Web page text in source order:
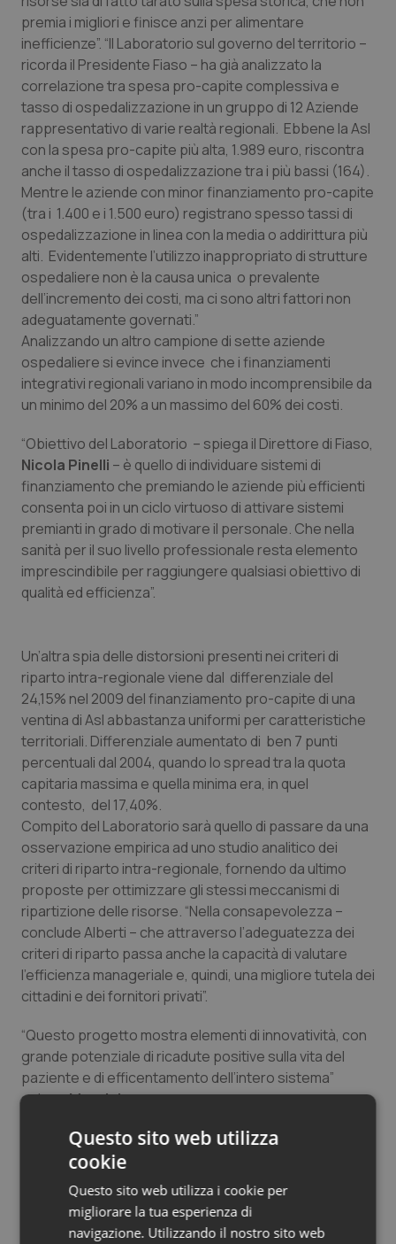
Molise
Piemonte
Provincia Autonoma di Bolzano
Provincia Autonoma di Trento
Puglia
Sardegna
Sicilia
Toscana
Umbria
Valle D’Aosta
Veneto
Epatiti
HIV
Infezioni & Febbre
Ipertensione & Scompenso
Malattie rare
Malattia di Crohn & Rettocolite Ulcerosa
Neuroscienze & patologie neurodegenerative
Obesità
Oftalmologia
Oncodermatologia
Oncoematologia
Oncologia & Nutrizione
Psoriasi & pelle
Quotidiano Chirurgia
Quotidiano Oncologia
Quotidiano Pediatria
Rene & patologie urogenitali
Salute orale & impianti
Sangue & coagulazione
Tiroide
Tumore al seno
Tumore ovarico
Tumori del Polmone & Testa Collo
Tumori gastrointestinali
Ulcera & Reflusso
Vaccini
premia i migliori e finisce anzi per alimentare
inefficienze”. “Il Laboratorio sul governo del territorio –
ricorda il Presidente Fiaso – ha già analizzato la
correlazione tra spesa pro-capite complessiva e
tasso di ospedalizzazione in un gruppo di 12 Aziende
rappresentativo di varie realtà regionali. Ebbene la Asl
con la spesa pro-capite più alta, 1.989 euro, riscontra
anche il tasso di ospedalizzazione tra i più bassi (164).
Mentre le aziende con minor finanziamento pro-capite
(tra i 1.400 e i 1.500 euro) registrano spesso tassi di
ospedalizzazione in linea con la media o addirittura più
alti. Evidentemente l’utilizzo inappropriato di strutture
ospedaliere non è la causa unica o prevalente
dell’incremento dei costi, ma ci sono altri fattori non
adeguatamente governati.”
Analizzando un altro campione di sette aziende
ospedaliere si evince invece che i finanziamenti
integrativi regionali variano in modo incomprensibile da
un minimo del 20% a un massimo del 60% dei costi.
“Obiettivo del Laboratorio – spiega il Direttore di Fiaso,
Nicola Pinelli – è quello di individuare sistemi di
finanziamento che premiando le aziende più efficienti
consenta poi in un ciclo virtuoso di attivare sistemi
premianti in grado di motivare il personale. Che nella
sanità per il suo livello professionale resta elemento
imprescindibile per raggiungere qualsiasi obiettivo di
qualità ed efficienza”.
Un’altra spia delle distorsioni presenti nei criteri di
riparto intra-regionale viene dal differenziale del
24,15% nel 2009 del finanziamento pro-capite di una
ventina di Asl abbastanza uniformi per caratteristiche
territoriali. Differenziale aumentato di ben 7 punti
percentuali dal 2004, quando lo spread tra la quota
capitaria massima e quella minima era, in quel
contesto, del 17,40%.
Compito del Laboratorio sarà quello di passare da una
osservazione empirica ad uno studio analitico dei
criteri di riparto intra-regionale, fornendo da ultimo
proposte per ottimizzare gli stessi meccanismi di
ripartizione delle risorse. “Nella consapevolezza –
conclude Alberti – che attraverso l’adeguatezza dei
criteri di riparto passa anche la capacità di valutare
l’efficienza manageriale e, quindi, una migliore tutela dei
cittadini e dei fornitori privati”.
“Questo progetto mostra elementi di innovatività, con
grande potenziale di ricadute positive sulla vita del
paziente e di efficentamento dell’intero sistema”
spiegaMaurizio
per supportare e realizzare dei progetti con le amministrazioni sanitarie
pubbliche, offrendo un supporto che va oltre il farmaco. Abbiamo già
realizzato fino a oggi oltre 20 progetti in molte regioni, progetti che hanno
in comune tre principi ispiratori: conducono a un miglioramento concreto
del servizio sanitario, lasciano invariati i costi per il sistema, danno
Questo sito web utilizza
cookie
Questo sito web utilizza i cookie per
migliorare la tua esperienza di
navigazione. Utilizzando il nostro sito web